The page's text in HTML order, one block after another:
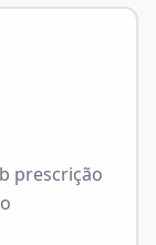
prescrição